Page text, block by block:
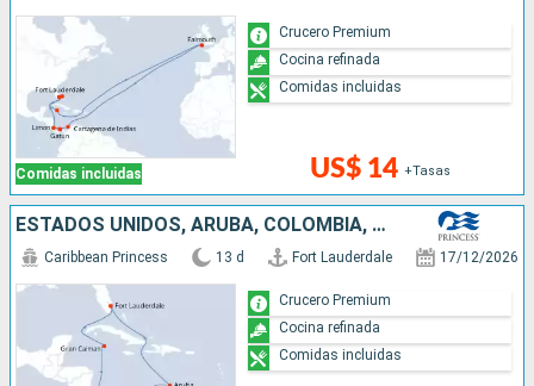
Comidas incluidas US$ 14 +Tasas
Crucero Premium
Cocina refinada
Comidas incluidas
ESTADOS UNIDOS, ARUBA, COLOMBIA, PANAMÁ, COSTA RICA, ISLAS CAIMÁN
Caribbean Princess 13 d Fort Lauderdale 17/12/2026
Crucero Premium
Cocina refinada
Comidas incluidas